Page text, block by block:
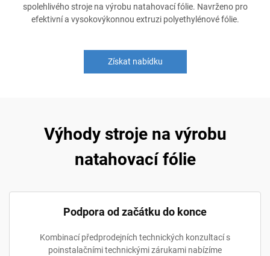
spolehlivého stroje na výrobu natahovací fólie. Navrženo pro
efektivní a vysokovýkonnou extruzi polyethylénové fólie.
Získat nabídku
Výhody stroje na výrobu
natahovací fólie
Podpora od začátku do konce
Kombinací předprodejních technických konzultací s
poinstalačními technickými zárukami nabízíme